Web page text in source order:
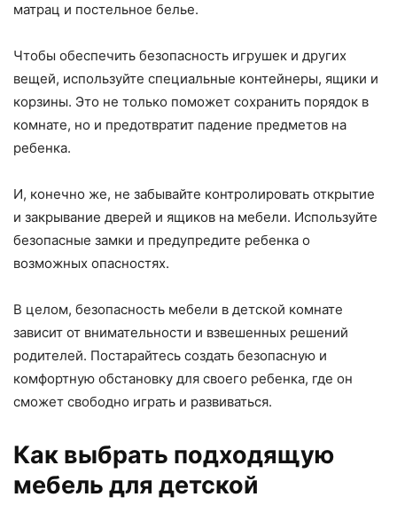
матрац и постельное белье.
Чтобы обеспечить безопасность игрушек и других
вещей, используйте специальные контейнеры, ящики и
корзины. Это не только поможет сохранить порядок в
комнате, но и предотвратит падение предметов на
ребенка.
И, конечно же, не забывайте контролировать открытие
и закрывание дверей и ящиков на мебели. Используйте
безопасные замки и предупредите ребенка о
возможных опасностях.
В целом, безопасность мебели в детской комнате
зависит от внимательности и взвешенных решений
родителей. Постарайтесь создать безопасную и
комфортную обстановку для своего ребенка, где он
сможет свободно играть и развиваться.
Как выбрать подходящую
мебель для детской